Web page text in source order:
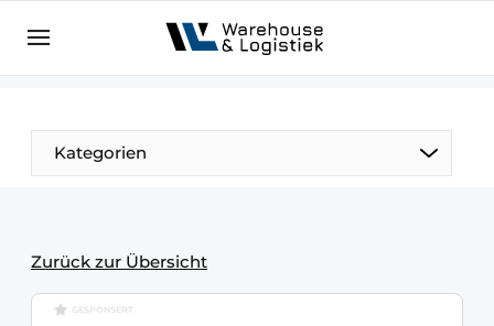
NL EN
Kategorien
Zurück zur Übersicht
GESPONSERT